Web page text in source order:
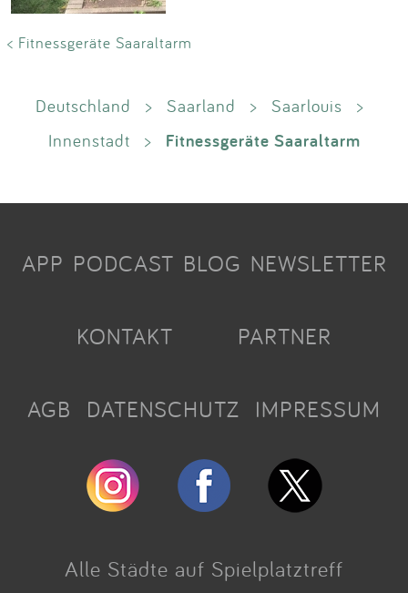
< Fitnessgeräte Saaraltarm
Deutschland > Saarland > Saarlouis
>
Innenstadt
> Fitnessgeräte Saaraltarm
APP PODCAST BLOG NEWSLETTER
KONTAKT PARTNER
AGB DATENSCHUTZ IMPRESSUM
Alle Städte auf Spielplatztreff